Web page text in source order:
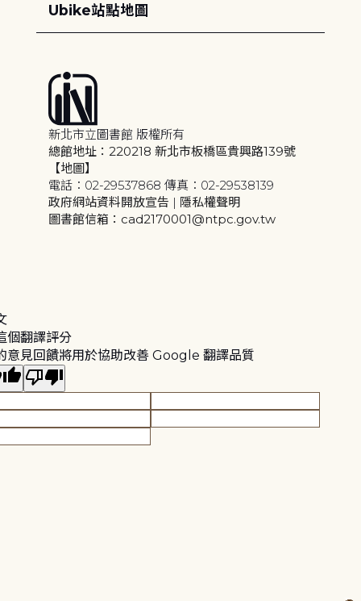
Ubike站點地圖
新北市立圖書館 版權所有
總館地址：220218 新北市板橋區貴興路139號
【地圖】
電話：02-29537868 傳真：02-29538139
政府網站資料開放宣告 | 隱私權聲明
圖書館信箱：cad2170001@ntpc.gov.tw
個翻譯評分
意見回饋將用於協助改善 Google 翻譯品質